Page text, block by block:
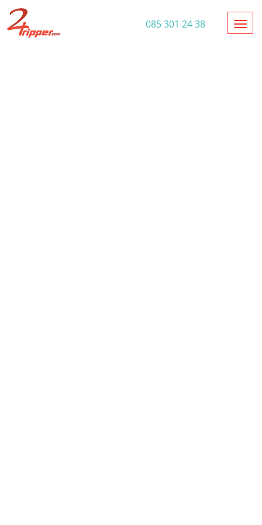
085 301 24 38